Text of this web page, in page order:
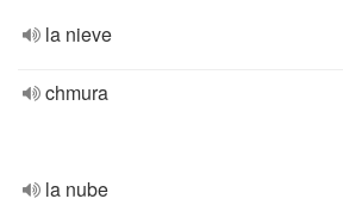
la nieve
chmura
la nube